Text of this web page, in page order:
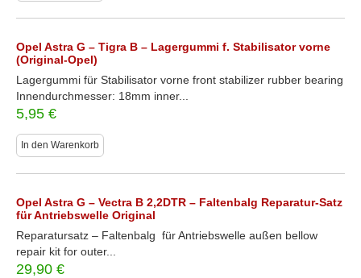
Opel Astra G – Tigra B – Lagergummi f. Stabilisator vorne
(Original-Opel)
Lagergummi für Stabilisator vorne front stabilizer rubber bearing
Innendurchmesser: 18mm inner...
5,95 €
In den Warenkorb
Opel Astra G – Vectra B 2,2DTR – Faltenbalg Reparatur-Satz
für Antriebswelle Original
Reparatursatz – Faltenbalg für Antriebswelle außen bellow
repair kit for outer...
29,90 €